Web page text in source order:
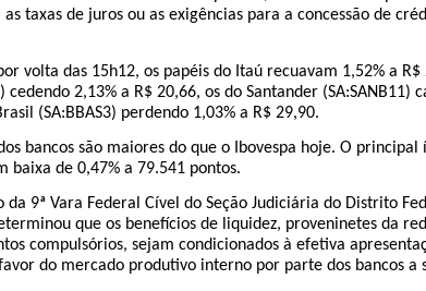
taxas de juros ou as exigências para a concessão de
volta das 15h12, os papéis do Itaú recuavam 1,52% a
cedendo 2,13% a R$ 20,66, os do Santander (SA:SANB11)
(SA:BBAS3) perdendo 1,03% a R$ 29,90.
bancos são maiores do que o Ibovespa hoje. O
baixa de 0,47% a 79.541 pontos.
da 9ª Vara Federal Cível do Seção Judiciária do Distrito
que os benefícios de liquidez, proveninetes da
compulsórios, sejam condicionados à efetiva
do mercado produtivo interno por parte dos bancos a